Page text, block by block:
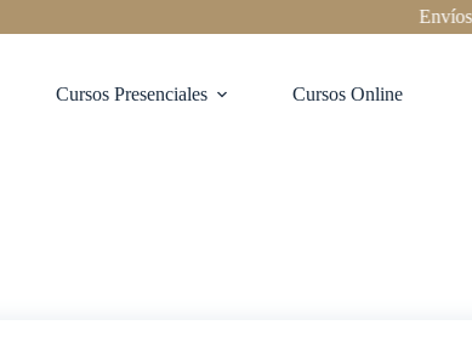
Envíos a
Cursos Presenciales Cursos Online